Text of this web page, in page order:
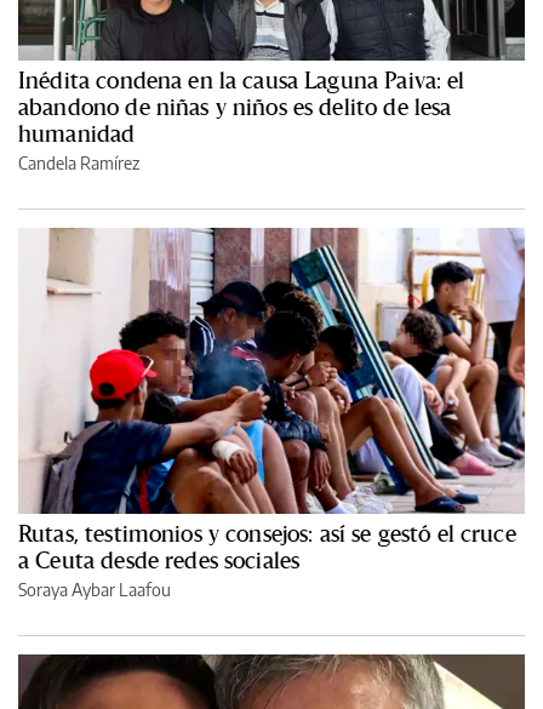
Inédita condena en la causa Laguna Paiva: el
abandono de niñas y niños es delito de lesa
humanidad
Candela Ramírez
Rutas, testimonios y consejos: así se gestó el cruce
a Ceuta desde redes sociales
Soraya Aybar Laafou